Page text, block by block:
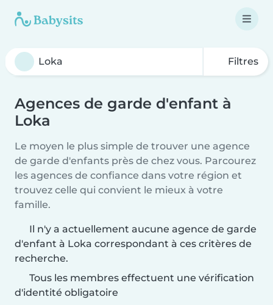
Filtres
Agences de garde d'enfant à
Loka
Le moyen le plus simple de trouver une agence
de garde d'enfants près de chez vous. Parcourez
les agences de confiance dans votre région et
trouvez celle qui convient le mieux à votre
famille.
Il n'y a actuellement aucune agence de garde
d'enfant à Loka correspondant à ces critères de
recherche.
Tous les membres effectuent une vérification
d'identité obligatoire